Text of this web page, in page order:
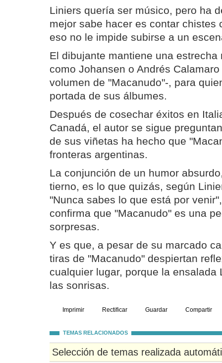
Liniers quería ser músico, pero ha
mejor sabe hacer es contar chistes
eso no le impide subirse a un
El dibujante mantiene una
como Johansen o Andrés
volumen de "Macanudo"-, para
portada de sus álbumes.
Después de cosechar éxitos en
Canadá, el autor se sigue
de sus viñetas ha hecho que
fronteras argentinas.
La conjunción de un humor
tierno, es lo que quizás, según
"Nunca sabes lo que está por
confirma que "Macanudo" es una
sorpresas.
Y es que, a pesar de su marcado
tiras de "Macanudo" despiertan
cualquier lugar, porque la ensalada
las sonrisas.
Imprimir Rectificar Guardar Compartir
TEMAS RELACIONADOS
Selección de temas realizada